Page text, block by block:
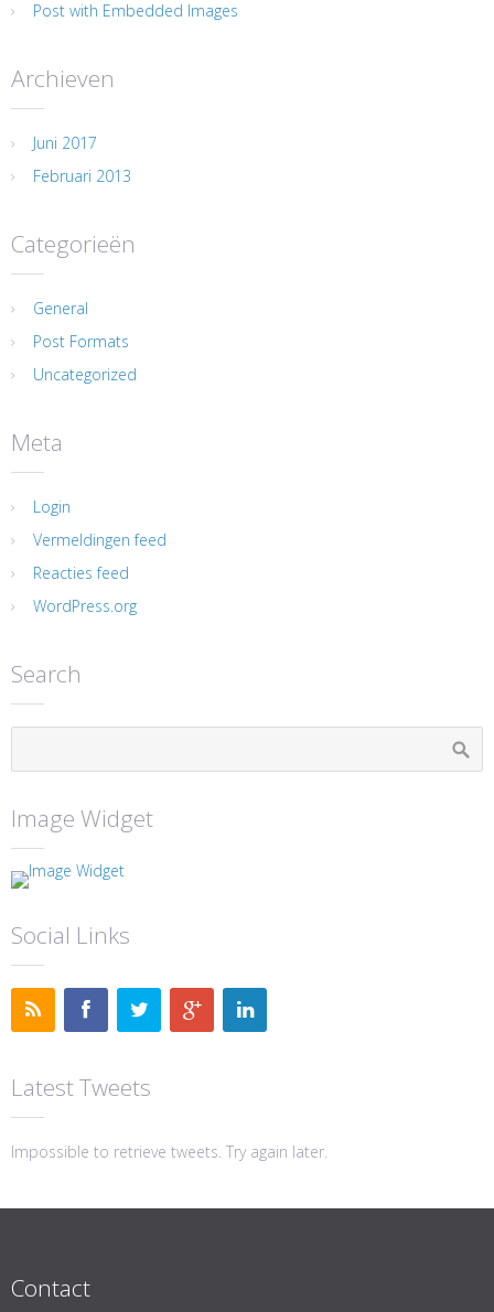
Post with Embedded Images
Archieven
Juni 2017
Februari 2013
Categorieën
General
Post Formats
Uncategorized
Meta
Login
Vermeldingen feed
Reacties feed
WordPress.org
Search
Image Widget
Social Links
Latest Tweets
Impossible to retrieve tweets. Try again later.
Contact